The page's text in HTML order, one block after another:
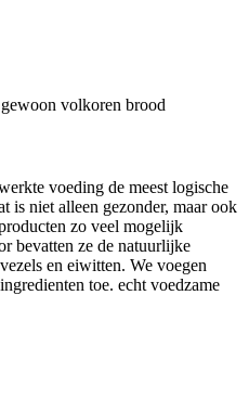
volkoren brood
voeding de meest logische
is niet alleen gezonder, maar ook
zo veel mogelijk
bevatten ze de natuurlijke
en eiwitten. We voegen
toe. echt voedzame